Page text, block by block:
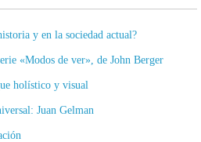
y en la sociedad actual?
«Modos de ver», de John Berger
holístico y visual
Juan Gelman